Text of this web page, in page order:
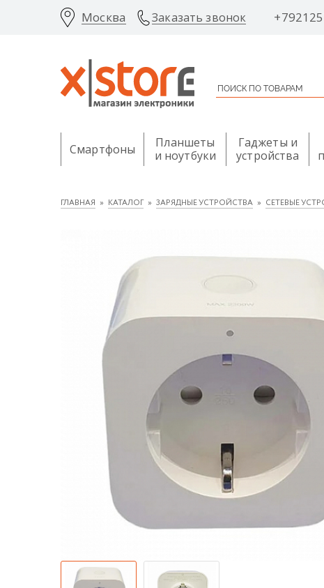
Москва Заказать звонок
Смартфоны
Планшеты
и ноутбуки
Гаджеты и
устройства
ГЛАВНАЯ КАТАЛОГ ЗАРЯДНЫЕ УСТРОЙСТВА СЕТЕВЫЕ